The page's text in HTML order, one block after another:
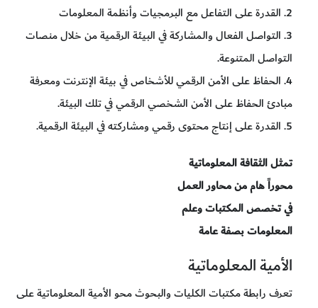
2. القدرة على التفاعل مع البرمجيات وأنظمة المعلومات
3. التواصل الفعال والمشاركة في البيئة الرقمية من خلال منصات
التواصل المتنوعة.
4. الحفاظ على الأمن الرقمي للأشخاص في بيئة الإنترنت ومعرفة
مبادئ الحفاظ على الأمن الشخصي الرقمي في تلك البيئة.
5. القدرة على إنتاج محتوى رقمي ومشاركته في البيئة الرقمية.
تمثل الثقافة المعلوماتية
محوراً هام من محاور العمل
في تخصص المكتبات وعلم
المعلومات بصفة عامة
الأمية المعلوماتية
تعرف رابطة مكتبات الكليات والبحوث محو الأمية المعلوماتية على